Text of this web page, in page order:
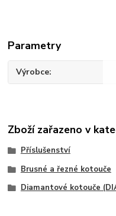
Parametry
Výrobce
Zboží zařazeno v
Příslušenství
Brusné a řezné kotouče
Diamantové kotouče